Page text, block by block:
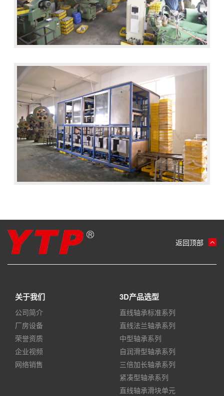
返回顶部
关于我们
公司简介
厂房设备
荣誉资质
企业视频
网络销售
3D产品选型
直线轴承标准系列
直线法兰轴承系列
中型轴承系列
自润滑型轴承系列
三倍加长轴承系列
紧凑型轴承系列
直线轴承滑块单元